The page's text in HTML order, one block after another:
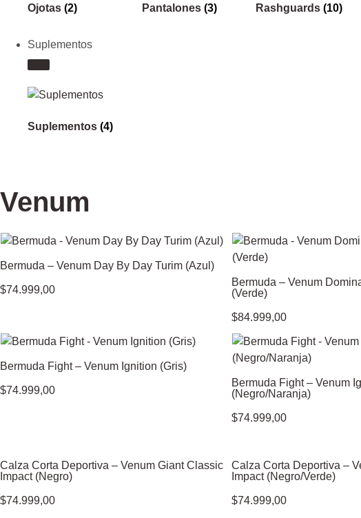
Ojotas (2) Pantalones (3) Rashguards (10)
Suplementos
Suplementos (4)
Venum
Bermuda – Venum Day By Day Turim (Azul)
$74.999,00
Bermuda – Venum
(Verde)
$84.999,00
Bermuda Fight – Venum Ignition (Gris)
$74.999,00
Bermuda Fight – Venum
(Negro/Naranja)
$74.999,00
Calza Corta Deportiva – Venum Giant Classic
Impact (Negro)
$74.999,00
Calza Corta Deportiva –
Impact (Negro/Verde)
$74.999,00